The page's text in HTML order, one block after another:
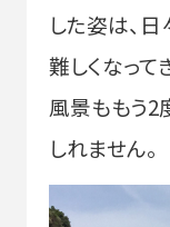
した姿は、
難しくなって
風景ももう2
しれません。